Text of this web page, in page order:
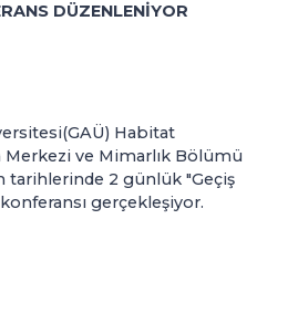
DÜZENLENİYOR
Habitat
Merkezi ve Mimarlık Bölümü
tarihlerinde 2 günlük "Geçiş
gerçekleşiyor.